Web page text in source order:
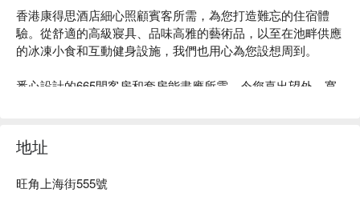
香港康得思酒店細心照顧賓客所需，為您打造難忘的住宿體
驗。從舒適的高級寢具、品味高雅的藝術品，以至在池畔供應
的冰凍小食和互動健身設施，我們也用心為您設想周到。
悉心設計的665間客房和套房能盡應所需，令您喜出望外。寬
景色的落地玻璃窗，使香港康得思酒店成為旅客夢寐以求的住
宿選擇。
香港康得思酒店的餐廳和酒吧各具特色，美饌佳餚薈萃。戶外
地址
旺角上海街555號